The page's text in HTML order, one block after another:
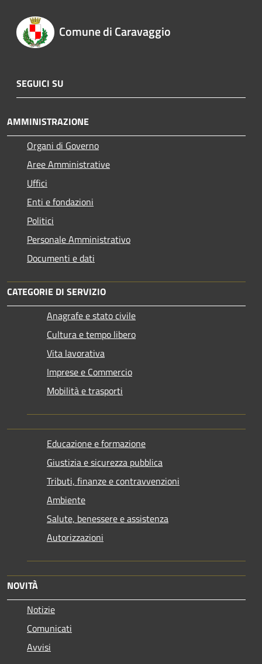
Comune di Caravaggio
SEGUICI SU
AMMINISTRAZIONE
Organi di Governo
Aree Amministrative
Uffici
Enti e fondazioni
Politici
Personale Amministrativo
Documenti e dati
CATEGORIE DI SERVIZIO
Anagrafe e stato civile
Cultura e tempo libero
Vita lavorativa
Imprese e Commercio
Mobilità e trasporti
Educazione e formazione
Giustizia e sicurezza pubblica
Tributi, finanze e contravvenzioni
Ambiente
Salute, benessere e assistenza
Autorizzazioni
NOVITÀ
Notizie
Comunicati
Avvisi